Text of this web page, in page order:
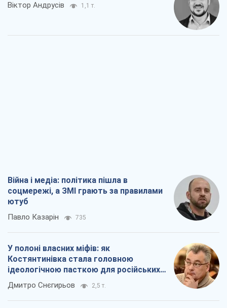
Віктор Андрусів 1,1 т.
Війна і медіа: політика пішла в
соцмережі, а ЗМІ грають за правилами
ютуб
Павло Казарін 735
У полоні власних міфів: як
Костянтинівка стала головною
ідеологічною пасткою для російських
окупантів
Дмитро Снєгирьов 2,5 т.